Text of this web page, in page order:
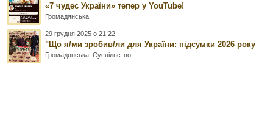
«7 чудес України» тепер у YouTube!
Громадянська
29 грудня 2025 о 21:22
"Що я/ми зробив/ли для України: підсумки 2026 року
Громадянська ,Суспільство